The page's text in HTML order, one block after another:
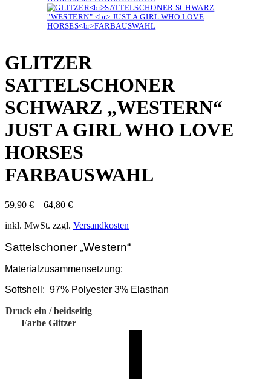
GLITZER
SATTELSCHONER
SCHWARZ „WESTERN“
JUST A GIRL WHO LOVE
HORSES
FARBAUSWAHL
59,90 € – 64,80 €
inkl. MwSt. zzgl. Versandkosten
Sattelschoner „Western“
Materialzusammensetzung:
Softshell: 97% Polyester 3% Elasthan
Druck ein / beidseitig
Farbe Glitzer